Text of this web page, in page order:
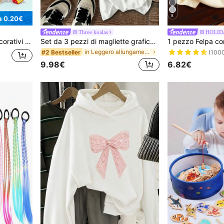
0.20€
casuale (dimensioni: 5,5 cm/2,17 pollici e 4,7 cm/1,85 pollici)
Three koalas
Set da 3 pezzi di magliette grafiche morbide e confortevoli per ragazze pre-adolescenti, adatte per sport all'aperto, uso casual quotidiano, stile da strada e campus, di moda per la primavera/estate
#2 Bestseller in Leggero allungamento Magliette per ragazze adol
9.98€
8
6.82€